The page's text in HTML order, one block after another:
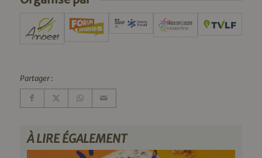
Partager :
À LIRE ÉGALEMENT